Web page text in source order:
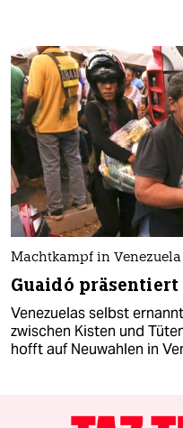
Machtkampf in Venezuela
Guaidó
Venezuelas selbst
zwischen Kisten und
hofft auf Neuwahlen in